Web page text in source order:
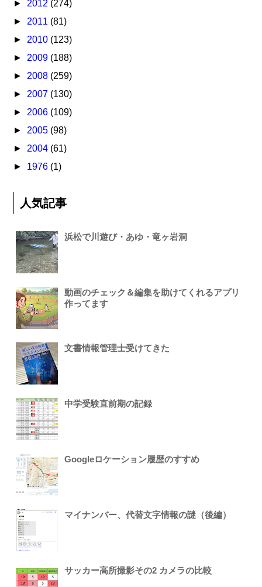
► 2012 (274)
► 2011 (81)
► 2010 (123)
► 2009 (188)
► 2008 (259)
► 2007 (130)
► 2006 (109)
► 2005 (98)
► 2004 (61)
► 1976 (1)
人気記事
浜松で川遊び・あゆ・竜ヶ岩洞
動画のチェック＆編集を助けてくれるアプリ
作ってます
文書情報管理士受けてきた
中学受験直前期の記録
Googleロケーション履歴のすすめ
マイナンバー、代替文字情報の謎（後編）
サッカー高所撮影その2 カメラの比較